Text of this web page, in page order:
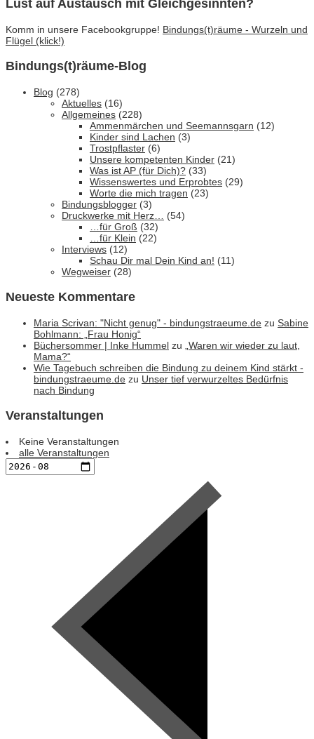
Lust auf Austausch mit Gleichgesinnten?
Komm in unsere Facebookgruppe! Bindungs(t)räume - Wurzeln und
Flügel (klick!)
Bindungs(t)räume-Blog
Blog (278)
Aktuelles (16)
Allgemeines (228)
Ammenmärchen und Seemannsgarn (12)
Kinder sind Lachen (3)
Trostpflaster (6)
Unsere kompetenten Kinder (21)
Was ist AP (für Dich)? (33)
Wissenswertes und Erprobtes (29)
Worte die mich tragen (23)
Bindungsblogger (3)
Druckwerke mit Herz…
(54)
…für Groß (32)
…für Klein (22)
Interviews (12)
Schau Dir mal Dein Kind an! (11)
Wegweiser (28)
Neueste Kommentare
Maria Scrivan: "Nicht genug" - bindungstraeume.de zu Sabine
Bohlmann: „Frau Honig“
Büchersommer | Inke Hummel zu
„Waren wir wieder zu laut,
Mama?“
Wie Tagebuch schreiben die Bindung zu deinem Kind stärkt -
bindungstraeume.de zu Unser tief verwurzeltes Bedürfnis
nach Bindung
Veranstaltungen
Keine Veranstaltungen
alle Veranstaltungen